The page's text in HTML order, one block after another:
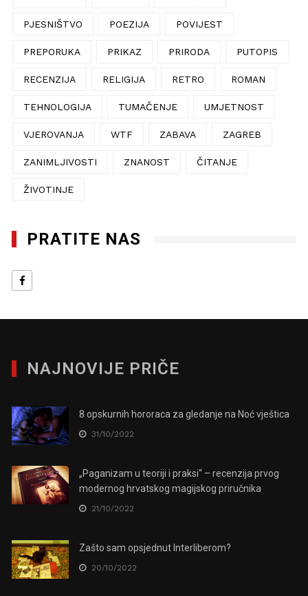
PJESNIŠTVO POEZIJA POVIJEST
PREPORUKA PRIKAZ PRIRODA PUTOPIS
RECENZIJA RELIGIJA RETRO ROMAN
TEHNOLOGIJA TUMAČENJE UMJETNOST
VJEROVANJA WTF ZABAVA ZAGREB
ZANIMLJIVOSTI ZNANOST ČITANJE
ŽIVOTINJE
PRATITE NAS
NAJNOVIJE PRIČE
8 opskurnih hororaca za gledanje na Noć vještica
31/10/2022
„Paganizam u teoriji i praksi“ – recenzija prvog
modernog hrvatskog magijskog priručnika
21/10/2022
Zašto sam opsjednut Interliberom?
20/10/2022